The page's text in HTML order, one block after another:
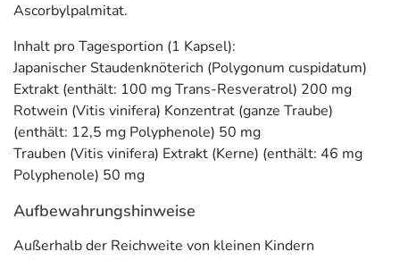
Informationen zu diesem Lebensmittel (wie z. B. Zutaten,
Allergene) sind bei den Lebensmittelangaben als pdf
hinterlegt. (oben)
Ascorbylpalmitat.
Inhalt pro Tagesportion (1 Kapsel):
Japanischer Staudenknöterich (Polygonum cuspidatum)
Extrakt (enthält: 100 mg Trans-Resveratrol) 200 mg
Rotwein (Vitis vinifera) Konzentrat (ganze Traube)
(enthält: 12,5 mg Polyphenole) 50 mg
Trauben (Vitis vinifera) Extrakt (Kerne) (enthält: 46 mg
Polyphenole) 50 mg
Aufbewahrungshinweise
Außerhalb der Reichweite von kleinen Kindern